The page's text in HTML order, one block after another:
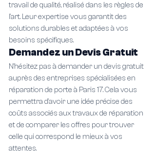
travail de qualité, réalisé dans les règles de
l'art. Leur expertise vous garantit des
solutions durables et adaptées à vos
besoins spécifiques.
Demandez un Devis Gratuit
N'hésitez pas à demander un devis gratuit
auprès des entreprises spécialisées en
réparation de porte à Paris 17. Cela vous
permettra d'avoir une idée précise des
coûts associés aux travaux de réparation
et de comparer les offres pour trouver
celle qui correspond le mieux à vos
attentes.